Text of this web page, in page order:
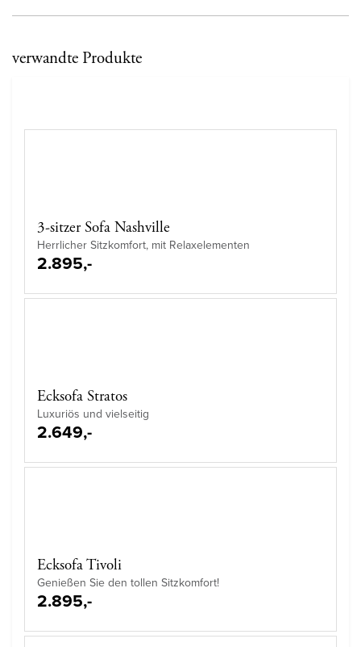
verwandte Produkte
3-sitzer Sofa Nashville
Herrlicher Sitzkomfort, mit Relaxelementen
2.895,-
Ecksofa Stratos
Luxuriös und vielseitig
2.649,-
Ecksofa Tivoli
Genießen Sie den tollen Sitzkomfort!
2.895,-